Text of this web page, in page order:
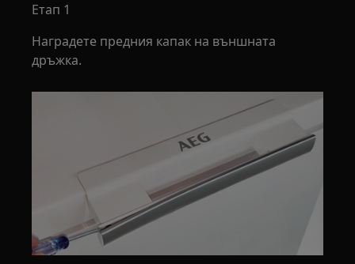
Етап 1
Наградете предния капак на външната
дръжка.